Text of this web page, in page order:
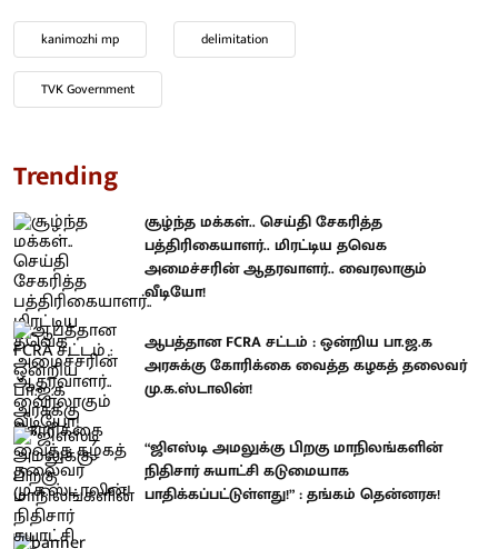
kanimozhi mp delimitation
TVK Government
Trending
சூழ்ந்த மக்கள்.. செய்தி சேகரித்த
பத்திரிகையாளர்.. மிரட்டிய தவெக
அமைச்சரின் ஆதரவாளர்.. வைரலாகும்
வீடியோ!
ஆபத்தான FCRA சட்டம் : ஒன்றிய பா.ஜ.க
அரசுக்கு கோரிக்கை வைத்த கழகத் தலைவர்
மு.க.ஸ்டாலின்!
“ஜிஎஸ்டி அமலுக்கு பிறகு மாநிலங்களின்
நிதிசார் சுயாட்சி கடுமையாக
பாதிக்கப்பட்டுள்ளது!” : தங்கம் தென்னரசு!